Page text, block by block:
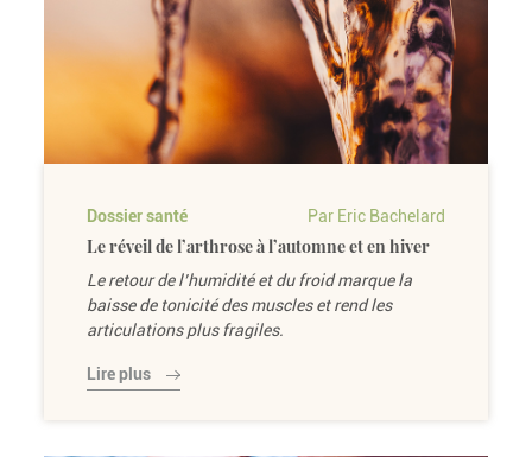
Dossier santé Par Eric Bachelard
Le réveil de l’arthrose à l’automne et en hiver
Le retour de l’humidité et du froid marque la
baisse de tonicité des muscles et rend les
articulations plus fragiles.
Lire plus